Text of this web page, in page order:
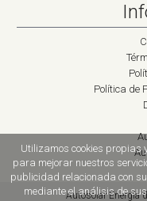
Política de
Autosolar Energía
Utilizamos cookies propias
para mejorar nuestros
publicidad relacionada con
mediante el análisis de